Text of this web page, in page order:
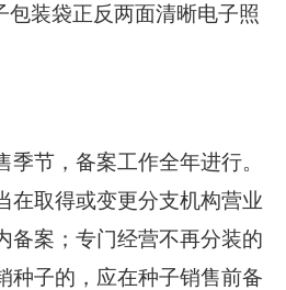
包装袋正反两面清晰电子照
季节，备案工作全年进行。
在取得或变更分支机构营业
备案；专门经营不再分装的
种子的，应在种子销售前备